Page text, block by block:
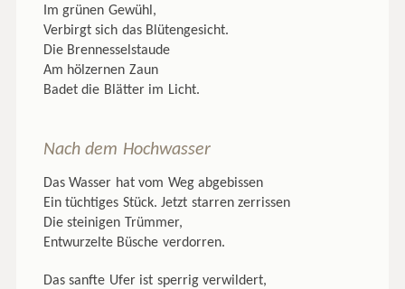
Im grünen Gewühl,
Verbirgt sich das Blütengesicht.
Die Brennesselstaude
Am hölzernen Zaun
Badet die Blätter im Licht.
Nach dem Hochwasser
Das Wasser hat vom Weg abgebissen
Ein tüchtiges Stück. Jetzt starren zerrissen
Die steinigen Trümmer,
Entwurzelte Büsche verdorren.
Das sanfte Ufer ist sperrig verwildert,